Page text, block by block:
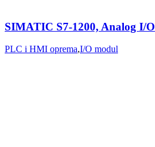
SIMATIC S7-1200, Analog I/O
PLC i HMI oprema,I/O modul